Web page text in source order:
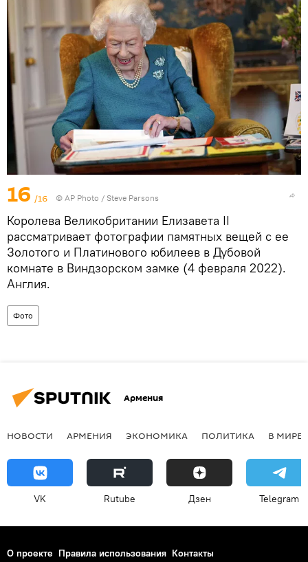
16 /16 © AP Photo / Steve Parsons
Королева Великобритании Елизавета II
рассматривает фотографии памятных вещей с ее
Золотого и Платинового юбилеев в Дубовой
комнате в Виндзорском замке (4 февраля 2022).
Англия.
Фото
Армения
НОВОСТИ АРМЕНИЯ ЭКОНОМИКА ПОЛИТИКА В МИРЕ
VK Rutube Дзен Telegram
О проекте Правила использования Контакты